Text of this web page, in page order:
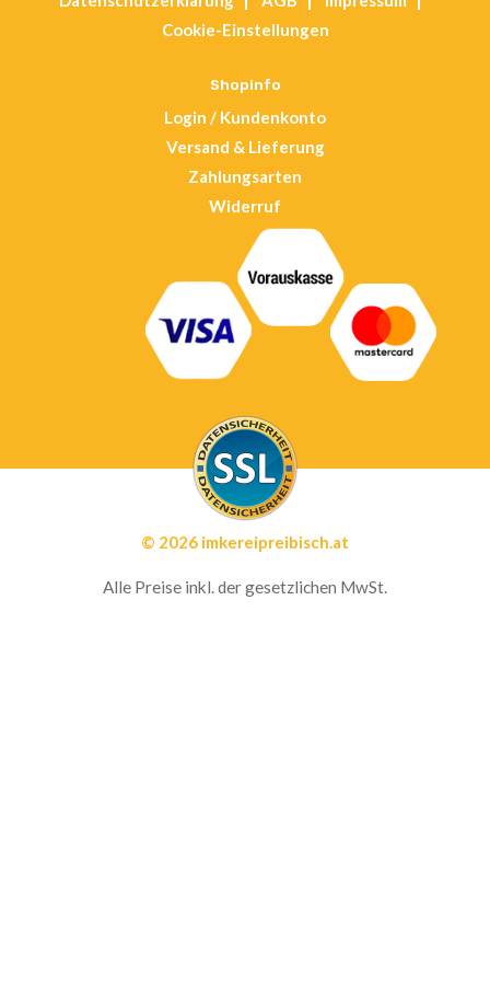
a
tab
Cookie-Einstellungen
Shopinfo
Login / Kundenkonto
Versand & Lieferung
Zahlungsarten
Widerruf
© 2026 imkereipreibisch.at
Alle Preise inkl. der gesetzlichen MwSt.